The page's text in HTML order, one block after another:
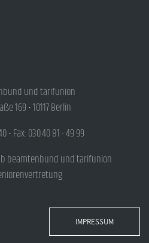
und tarifunion
169 • 10117 Berlin
• Fax: 030.40 81 - 49 99
beamtenbund und tarifunion
IMPRESSUM